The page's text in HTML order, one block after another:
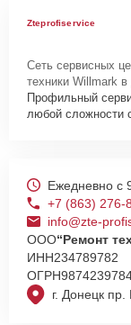
Zteprofiservice
Сеть сервисных
техники Willmark в
Профильный
любой сложности
г. Донецк
Ежедневно с
+7 (863) 276-
info@zte-
ООО“Ремонт
ИНН234789782
ОГРН